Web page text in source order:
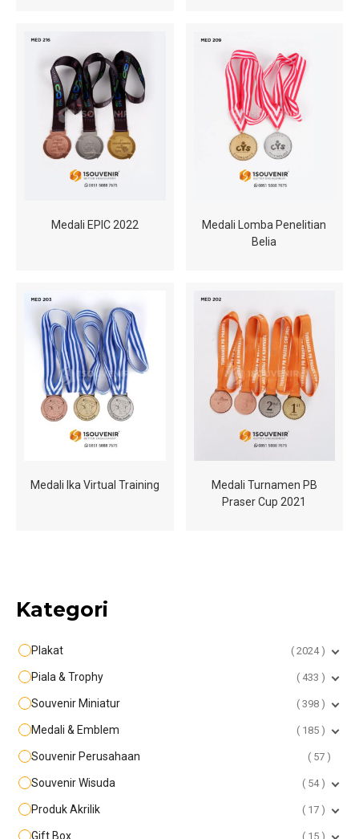
Medali EPIC 2022
Medali Lomba Penelitian
Belia
Medali Ika Virtual Training
Medali Turnamen PB
Praser Cup 2021
Kategori
Plakat 2024
Piala & Trophy 433
Souvenir Miniatur 398
Medali & Emblem 185
Souvenir Perusahaan 57
Souvenir Wisuda 54
Produk Akrilik 17
Gift Box 15